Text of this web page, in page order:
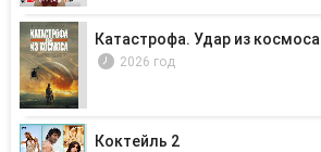
Катастрофа. Удар из космоса
2026 год
Коктейль 2